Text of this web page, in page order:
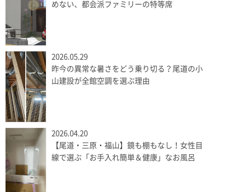
めない、都会派ファミリーの特等席
2026.05.29
昨今の異常な暑さをどう乗り切る？尾道の小
山建設が全館空調を選ぶ理由
2026.04.20
【尾道・三原・福山】鏡も棚もなし！女性目
線で選ぶ「お手入れ簡単＆健康」なお風呂